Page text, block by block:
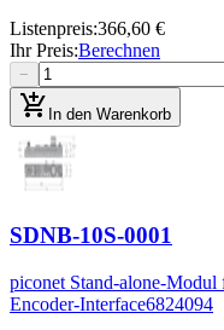
Listenpreis:366,60 €
Ihr Preis:Berechnen
−
add_shopping_cart In den Warenkorb
SDNB-10S-0001
piconet Stand-alone-
Encoder-Interface6824094